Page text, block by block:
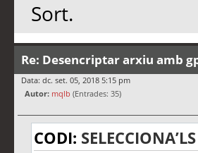
Sort.
Re: Desencriptar arxiu amb
Data: dc. set. 05, 2018 5:15 pm
Autor: mqlb (Entrades: 35)
CODI: